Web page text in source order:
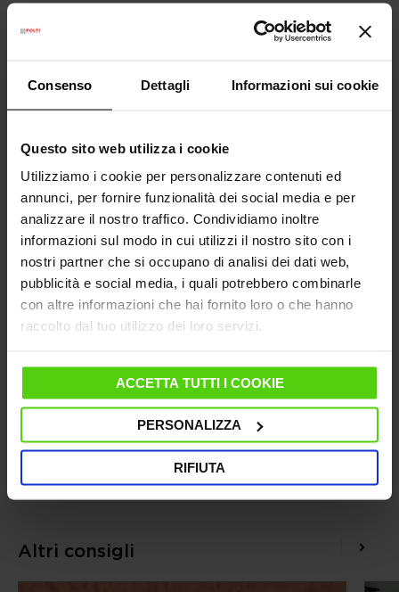
Consenso Dettagli Informazioni sui cookie
Questo sito web utilizza i cookie
Utilizziamo i cookie per personalizzare contenuti ed
annunci, per fornire funzionalità dei social media e per
analizzare il nostro traffico. Condividiamo inoltre
informazioni sul modo in cui utilizzi il nostro sito con i
nostri partner che si occupano di analisi dei dati web,
pubblicità e social media, i quali potrebbero combinarle
con altre informazioni che hai fornito loro o che hanno
raccolto dal tuo utilizzo dei loro servizi.
ACCETTA TUTTI I COOKIE
PERSONALIZZA
RIFIUTA
Oltre ad areare le stanze e mantenere un'umidità
presenza di soggetti allergici, pulire più spesso gli
ambienti ed aspirare frequentemente le superfici.
Al suo interno, infatti, si trova uno speciale filtro ad
acqua che elimina i polverosi sacchetti di carta e
che intrappola polvere, acari e polline, senza
alcuna dispersione. Lo speciale vortice d’acqua
generato immette e trattiene nell’acqua l’aria in
entrata,catturando lo sporco e impedendone il suo
riciclo nell’ambiente. L'azione combinata del filtro ad
acqua e del filtro Hepa trattiene il 99.99% delle
impurità. Per questo, la “British Allergy Foundation”
di Approvazione”, in quanto aspirapolvere efficace
nell’eliminazione degli allergeni.
Allergie
Altri consigli